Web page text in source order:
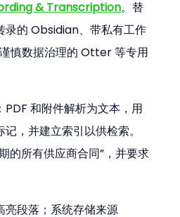
& Transcription。替
录的 Obsidian、带私有工作
慎数据治理的 Otter 等专用
和附件解析为文本，用
，并建立索引以供检索。
的所有供应商合同”，并要求
亮段落；系统存储来源